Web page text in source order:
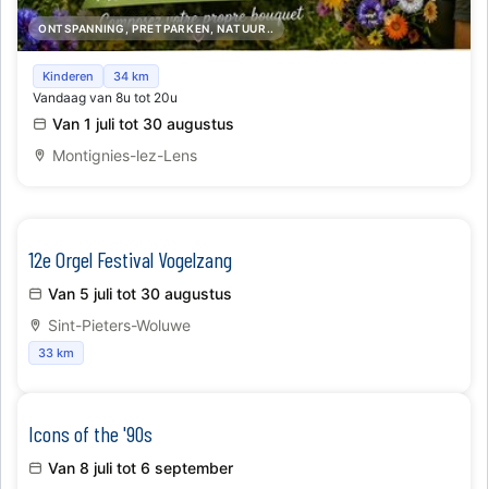
ONTSPANNING, PRETPARKEN, NATUUR..
Zelfplukbloemenveld – Zomer 2026
Kinderen 34 km
Vandaag van 8u tot 20u
Van 1 juli tot 30 augustus
Montignies-lez-Lens
12e Orgel Festival Vogelzang
Van 5 juli tot 30 augustus
Sint-Pieters-Woluwe
33 km
Icons of the '90s
Van 8 juli tot 6 september